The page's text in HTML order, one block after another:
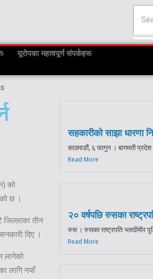
यूरोपका महत्वपूर्ण संपर्कहरू
को
छ ।
जिल्लाका तीन
दिए ।
लागेको
लागि नयाँ
सहकारीको साझा धारणा
काठमाडौं, ६ फागुन । बागमती
Read More
२० वर्षपछि रुसका
रुस । रुसका राष्ट्रपति भ्लादीमीर
Read More